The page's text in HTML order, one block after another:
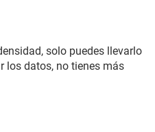
solo puedes llevarlo
los datos, no tienes más